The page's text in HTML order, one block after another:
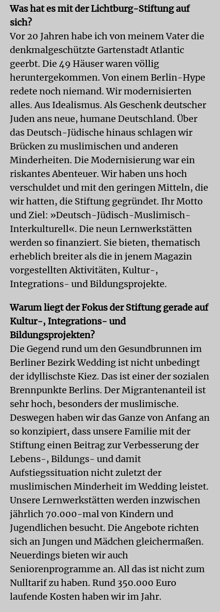
Was hat es mit der Lichtburg-Stiftung auf
sich?
Vor 20 Jahren habe ich von meinem Vater die
denkmalgeschützte Gartenstadt Atlantic
geerbt. Die 49 Häuser waren völlig
heruntergekommen. Von einem Berlin-Hype
redete noch niemand. Wir modernisierten
alles. Aus Idealismus. Als Geschenk deutscher
Juden ans neue, humane Deutschland. Über
das Deutsch-Jüdische hinaus schlagen wir
Brücken zu muslimischen und anderen
Minderheiten. Die Modernisierung war ein
riskantes Abenteuer. Wir haben uns hoch
verschuldet und mit den geringen Mitteln, die
wir hatten, die Stiftung gegründet. Ihr Motto
und Ziel: »Deutsch-Jüdisch-Muslimisch-
Interkulturell«. Die neun Lernwerkstätten
werden so finanziert. Sie bieten, thematisch
erheblich breiter als die in jenem Magazin
vorgestellten Aktivitäten, Kultur-,
Integrations- und Bildungsprojekte.
Warum liegt der Fokus der Stiftung gerade auf
Kultur-, Integrations- und
Bildungsprojekten?
Die Gegend rund um den Gesundbrunnen im
Berliner Bezirk Wedding ist nicht unbedingt
der idyllischste Kiez. Das ist einer der sozialen
Brennpunkte Berlins. Der Migrantenanteil ist
sehr hoch, besonders der muslimische.
Deswegen haben wir das Ganze von Anfang an
so konzipiert, dass unsere Familie mit der
Stiftung einen Beitrag zur Verbesserung der
Lebens-, Bildungs- und damit
Aufstiegssituation nicht zuletzt der
muslimischen Minderheit im Wedding leistet.
Unsere Lernwerkstätten werden inzwischen
jährlich 70.000-mal von Kindern und
Jugendlichen besucht. Die Angebote richten
sich an Jungen und Mädchen gleichermaßen.
Neuerdings bieten wir auch
Seniorenprogramme an. All das ist nicht zum
Nulltarif zu haben. Rund 350.000 Euro
laufende Kosten haben wir im Jahr.